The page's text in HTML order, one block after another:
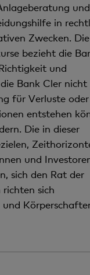
und
in
Zwecken.
bezieht die
und
Bank Cler nicht
für Verluste oder
entstehen
Die in dieser
und
sich den Rat der
sich
und